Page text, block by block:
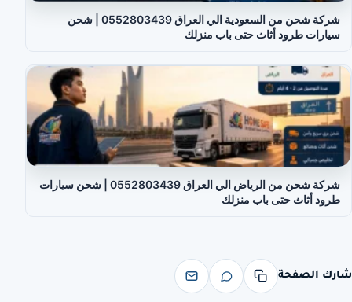
شركة شحن من السعودية الي العراق 0552803439 | شحن
سيارات طرود أثاث حتى باب منزلك
شركة شحن من الرياض الي العراق 0552803439 | شحن سيارات
طرود أثاث حتى باب منزلك
شارك الصفحة